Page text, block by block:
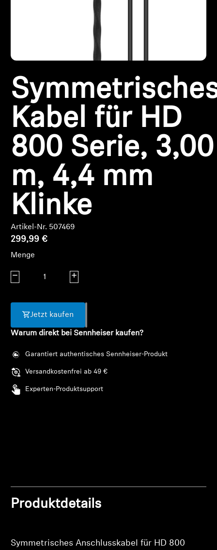
Kopfhörer-Ersatzteile & Zubehör
Hearing
TV-Kopfhörer
Original-Hörteile & Zubehör
Soundbars
AMBEO Ersatzteile & Zubehör
Entdecken
Über uns
Soundspace
Kabel für HD
800 Serie, 3,00
m, 4,4 mm
Klinke
Artikel-Nr. 507469
299,99 €
Menge
Menge verringern Menge erhöhen
Jetzt kaufen
Warum direkt bei Sennheiser kaufen?
Garantiert authentisches Sennheiser-Produkt
Versandkostenfrei ab 49 €
Experten-Produktsupport
Produktdetails
Symmetrisches Anschlusskabel für HD 800